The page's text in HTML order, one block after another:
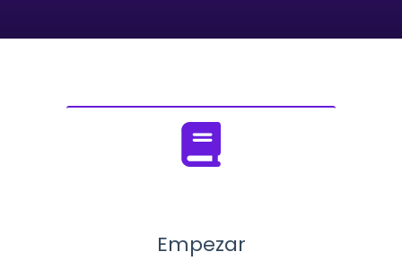
Empezar